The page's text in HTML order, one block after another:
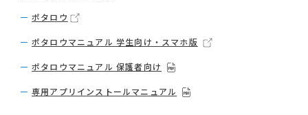
ポタロウ
ポタロウマニュアル 学生向け・スマホ版
ポタロウマニュアル 保護者向け
専用アプリインストールマニュアル